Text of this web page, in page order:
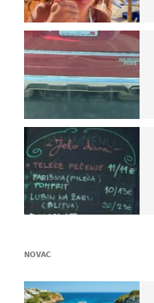
NOVAC